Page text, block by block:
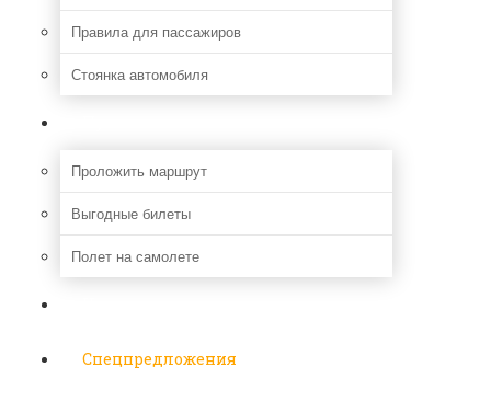
Правила для пассажиров
Стоянка автомобиля
Проложить маршрут
Выгодные билеты
Полет на самолете
Спецпредложения